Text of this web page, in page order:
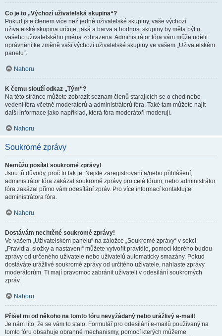
Co je to „Výchozí uživatelská skupina“?
Pokud jste členem více než jedné uživatelské skupiny, vaše výchozí
uživatelská skupina určuje, jaká a barva a hodnost skupiny by měla být u
vašeho uživatelského jména zobrazena. Administrátor fóra vám může udělit
oprávnění ke změně vaší výchozí uživatelské skupiny ve vašem „Uživatelském
panelu“.
Nahoru
K čemu slouží odkaz „Tým“?
Na této stránce můžete zobrazit seznam členů starajících se o chod nebo
vedení fóra včetně moderátorů a administrátorů fóra. Také tam můžete najít
další informace jako například, která fóra moderátoři moderují.
Nahoru
Soukromé zprávy
Nemůžu posílat soukromé zprávy!
Jsou tři důvody, proč to tak je. Nejste zaregistrovaní a/nebo přihlášení,
administrátor fóra zakázal soukromé zprávy pro celé fórum, nebo administrátor
fóra zakázal přímo vám odesílání zpráv. Pro více informací kontaktujte
administrátora fóra.
Nahoru
Dostávám nechtěné soukromé zprávy!
Ve vašem „Uživatelském panelu“ na záložce „Soukromé zprávy“ v sekci
„Pravidla, složky a nastavení“ můžete vytvořit pravidlo, pomocí kterého budou
zprávy od určeného uživatele nebo uživatelů automaticky smazány. Pokud
dostáváte urážlivé soukromé zprávy od určitého uživatele, nahlaste zprávy
moderátorům. Ti mají pravomoc zabránit uživateli v odesílání soukromých
zpráv.
Nahoru
Přišel mi od někoho na tomto fóru nevyžádaný nebo urážlivý e-mail!
Je nám líto, že se vám to stalo. Formulář pro odesílání e-mailů používaný na
tomto fóru obsahuje obranné mechanismy, pomocí kterých můžeme